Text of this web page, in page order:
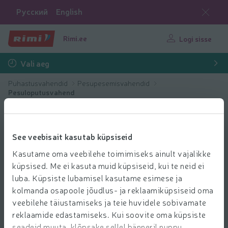
See veebisait kasutab küpsiseid
Kasutame oma veebilehe toimimiseks ainult vajalikke
küpsised. Me ei kasuta muid küpsiseid, kui te neid ei
luba. Küpsiste lubamisel kasutame esimese ja
kolmanda osapoole jõudlus- ja reklaamiküpsiseid oma
veebilehe täiustamiseks ja teie huvidele sobivamate
reklaamide edastamiseks. Kui soovite oma küpsiste
Русский English
Rimi.ee Logi sisse
Vali aeg
Puhastusvahendid
Pesupesemisvahendid
Pesuloputusvahend